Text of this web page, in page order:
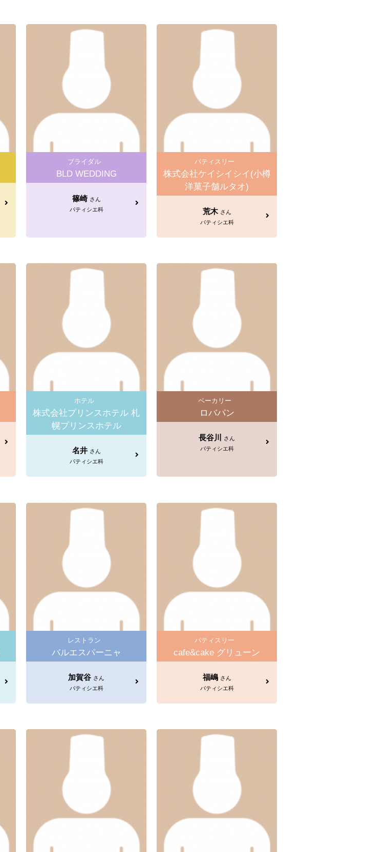
ブライダル
BLD WEDDING
篠崎 さん
パティシエ科
パティスリー
株式会社ケイシイシイ(小樽
洋菓子舗ルタオ)
荒木 さん
パティシエ科
ホテル
株式会社プリンスホテル 札
幌プリンスホテル
名井 さん
パティシエ科
ベーカリー
ロバパン
長谷川
さん
パティシエ科
レストラン
バルエスパーニャ
加賀谷 さん
パティシエ科
パティスリー
cafe&cake グリューン
福嶋 さん
パティシエ科